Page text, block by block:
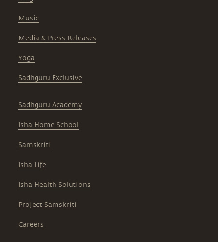
Music
Media & Press Releases
Yoga
Sadhguru Exclusive
Sadhguru Academy
Isha Home School
Samskriti
Isha Life
Isha Health Solutions
Project Samskriti
Careers